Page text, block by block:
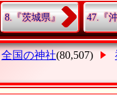
8.『茨城県』 47.『
全国の神社(80,507)